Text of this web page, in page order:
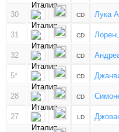
30 CD Лука
31 CD
32 CD
5* CD
28 CD
27 LD